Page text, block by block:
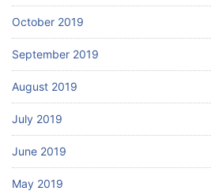
October 2019
September 2019
August 2019
July 2019
June 2019
May 2019